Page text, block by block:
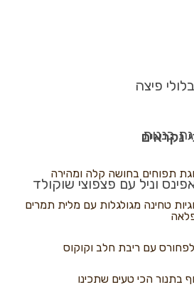
פיצה
בננות
וניל עם פצפוצי שוקולד
נקראים
תפוחים בחושה קלה ומהירה
טחינה מגולגלות עם מלית תמרים
עם ריבת חלב וקוקוס
בתנור הכי טעים שתכינו